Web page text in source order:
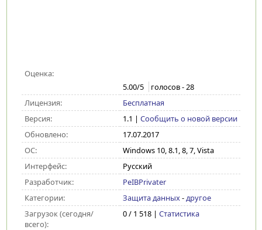
Оценка:
5.00/5 голосов -28
Лицензия:
Бесплатная
Версия:
1.1 | Сообщить о новой версии
Обновлено:
17.07.2017
ОС:
Windows 10, 8.1, 8, 7, Vista
Интерфейс:
Русский
Разработчик:
PeIBPrivater
Категории:
Защита данных-другое
Загрузок (сегодня/
всего):
0 / 1 518 | Статистика